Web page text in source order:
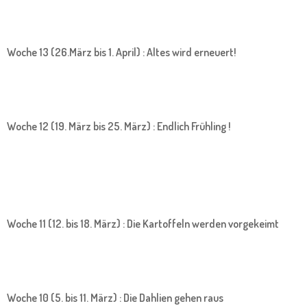
Woche 13 (26.März bis 1. April) : Altes wird erneuert!
Woche 12 (19. März bis 25. März) : Endlich Frühling !
Woche 11 (12. bis 18. März) : Die Kartoffeln werden vorgekeimt
Woche 10 (5. bis 11. März) : Die Dahlien gehen raus